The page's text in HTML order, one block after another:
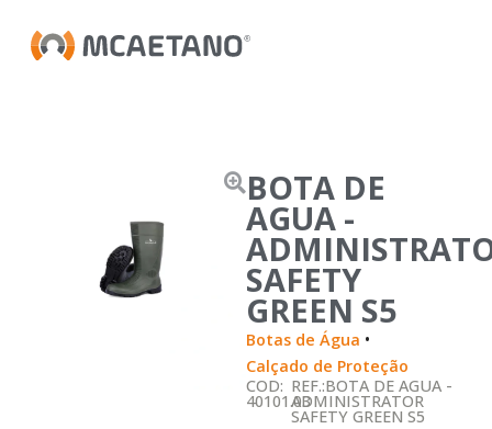
BOTA DE
AGUA -
SAFETY
GREEN S5
Botas de Água •
Calçado de Proteção
COD:
40101.03
REF.:BOTA DE AGUA -
ADMINISTRATOR
SAFETY GREEN S5